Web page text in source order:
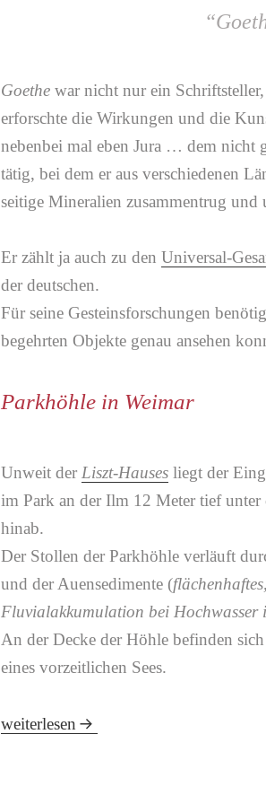
“
Goethewar nicht nur ein
erforschte die Wirkungen und die
nebenbei mal eben Jura … dem nicht
tätig, bei dem er aus verschie­denen
sei­tige Mineralien zusam­men­trug und
Er zählt ja auch zu denUniversal-​
der deut­schen.
Für seine Gesteinsforschungen
begehrten Objekte genau ansehen
Parkhöhle in Weimar
Unweit der Liszt-​Hauses liegt der
im Park an der Ilm 12 Meter tief
hinab.
Der Stollen der Parkhöhle verläuft
und der Auensedimente (
Fluvialakkumulation bei Hochwasser
An der Decke der Höhle befinden
eines vorzeit­li­chen Sees.
Die Parkhöhle in Weimar
weiterlesen